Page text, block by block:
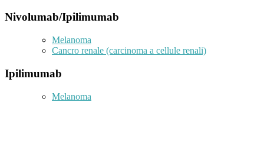
Nivolumab/Ipilimumab
Melanoma
Cancro renale (carcinoma a cellule renali)
Ipilimumab
Melanoma